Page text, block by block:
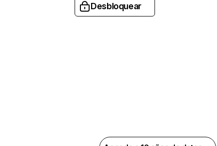
Desbloquear